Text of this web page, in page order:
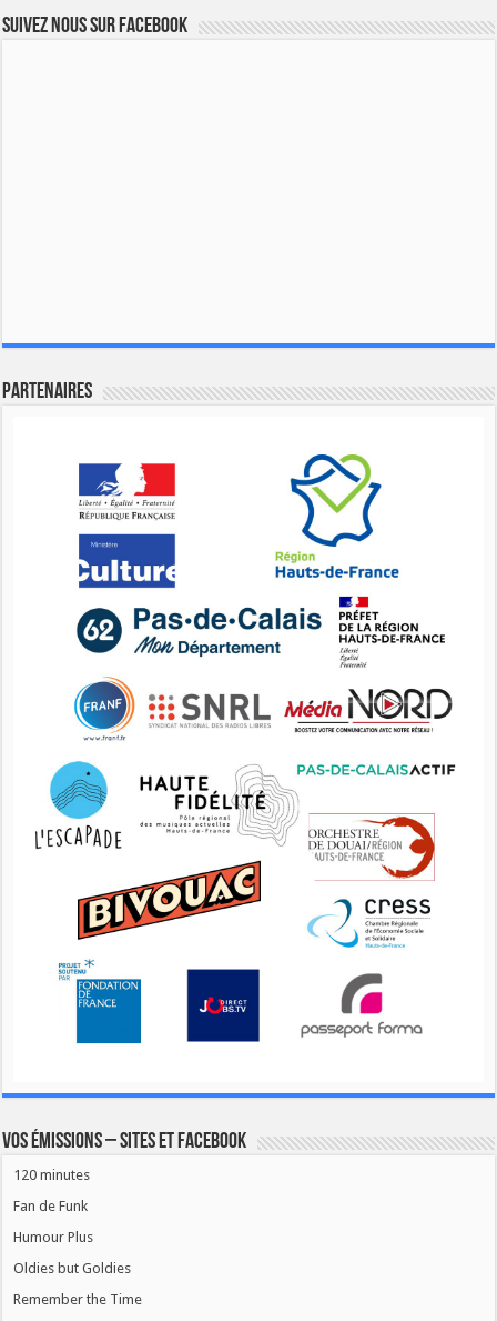
Suivez nous sur Facebook
Partenaires
Vos émissions – Sites et Facebook
120 minutes
Fan de Funk
Humour Plus
Oldies but Goldies
Remember the Time